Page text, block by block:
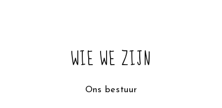
WIE WE ZIJN
Ons bestuur